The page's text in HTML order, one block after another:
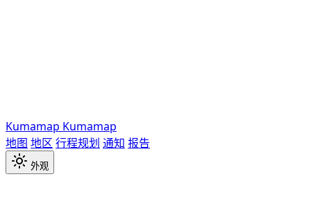
Kumamap Kumamap
地图 地区 行程规划 通知 报告
外观